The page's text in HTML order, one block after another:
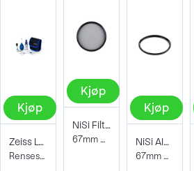
Kjøp
Zeiss Lens Cleaning Kit
Rensesett for objektiv og kamera
Kjøp
NiSi Filter Circ Polarizer True Color 67
67mm Pro Nano Pola Filter
Kjøp
NiSi AIR Protector Filter 67mm
67mm Beskyttelsesfilter